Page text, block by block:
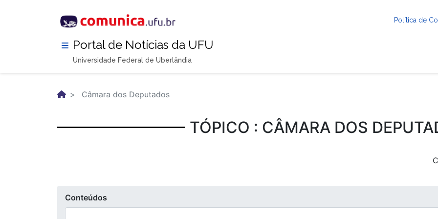
Política de
Portal de Notícias da UFU
Universidade Federal de Uberlândia
Câmara dos Deputados
TÓPICO : CÂMARA DOS
Conteúdos